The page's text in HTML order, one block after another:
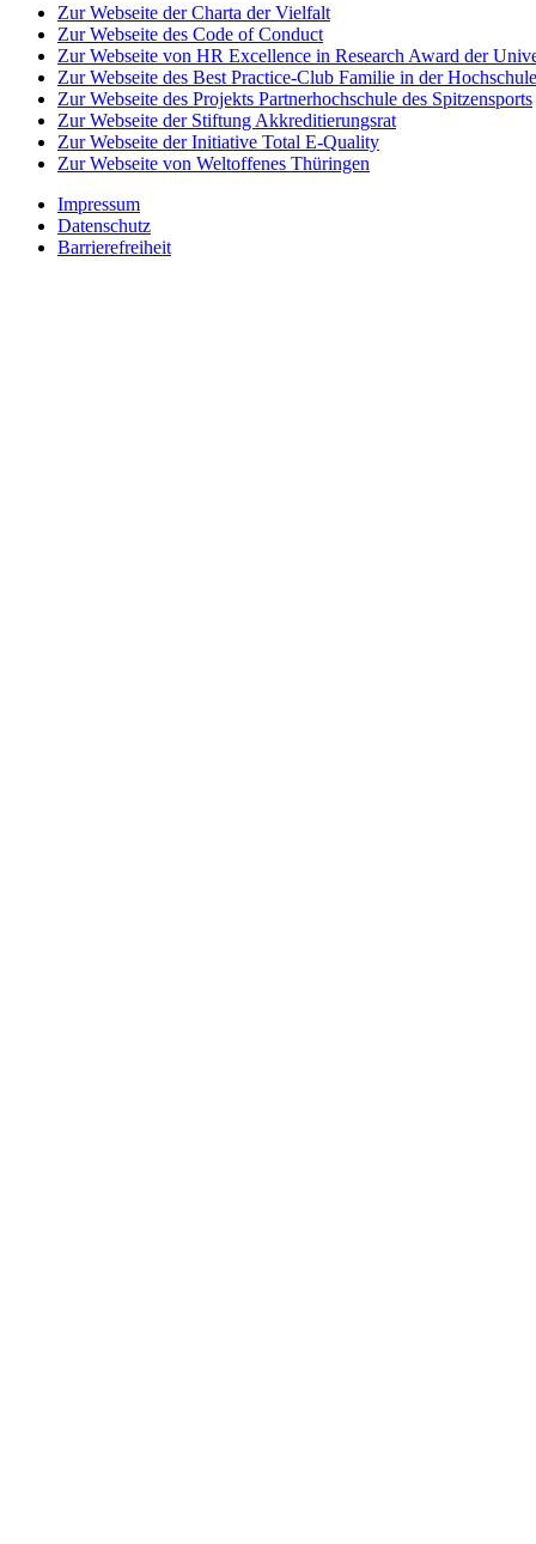
Zur Webseite der Charta der Vielfalt
Zur Webseite des Code of Conduct
Zur Webseite von HR Excellence in Research Award der
Zur Webseite des Best Practice-Club Familie in der Hochschule
Zur Webseite des Projekts Partnerhochschule des Spitzensports
Zur Webseite der Stiftung Akkreditierungsrat
Zur Webseite der Initiative Total E-Quality
Zur Webseite von Weltoffenes Thüringen
Impressum
Datenschutz
Barrierefreiheit